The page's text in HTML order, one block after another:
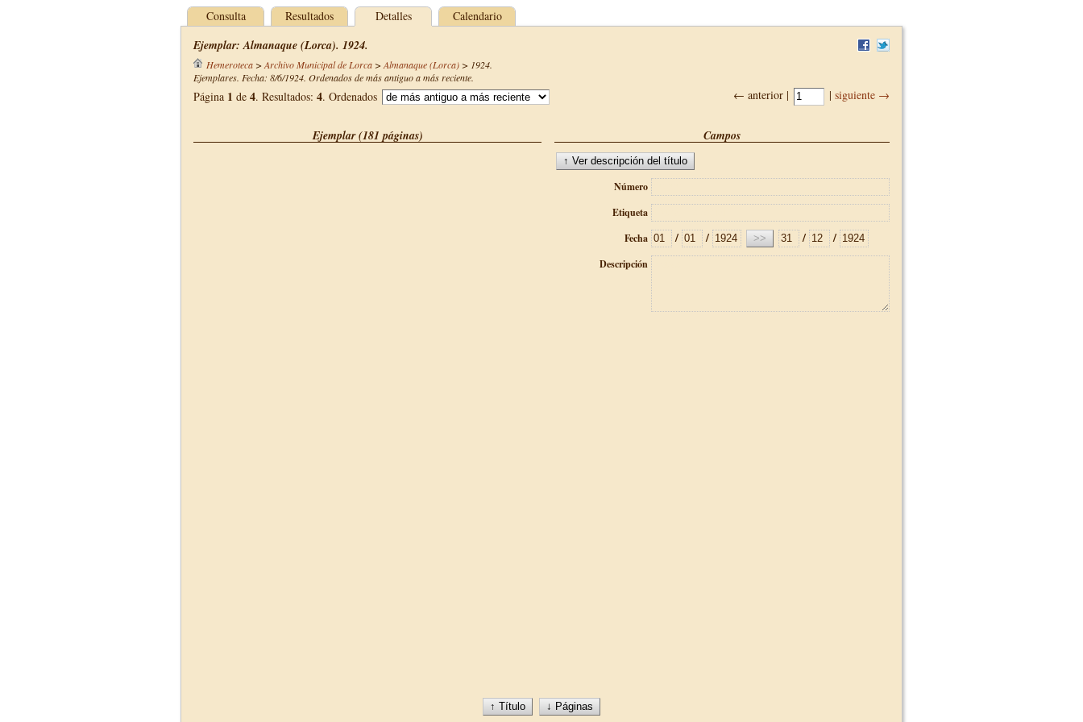
Consulta Resultados Detalles Calendario
Ejemplar: Almanaque (Lorca). 1924.
Hemeroteca> Archivo Municipal de Lorca> Almanaque (Lorca)> 1924.
Ejemplares. Fecha: 8/6/1924. Ordenados de más antiguo a más reciente.
← anterior | | siguiente →
Página 1 de 4. Resultados: 4. Ordenados
Ejemplar (181 páginas) Campos
Número
Etiqueta
Fecha
/ / / /
Descripción